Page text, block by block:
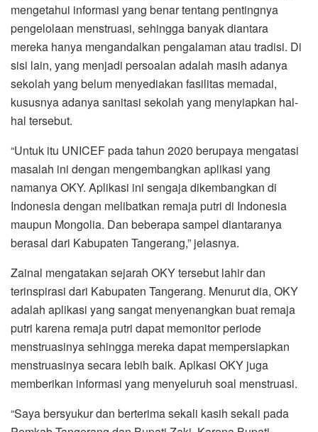
mengetahui informasi yang benar tentang pentingnya
pengelolaan menstruasi, sehingga banyak diantara
mereka hanya mengandalkan pengalaman atau tradisi. Di
sisi lain, yang menjadi persoalan adalah masih adanya
sekolah yang belum menyediakan fasilitas memadai,
kususnya adanya sanitasi sekolah yang menyiapkan hal-
hal tersebut.
“Untuk itu UNICEF pada tahun 2020 berupaya mengatasi
masalah ini dengan mengembangkan aplikasi yang
namanya OKY. Aplikasi ini sengaja dikembangkan di
Indonesia dengan melibatkan remaja putri di Indonesia
maupun Mongolia. Dan beberapa sampel diantaranya
berasal dari Kabupaten Tangerang,” jelasnya.
Zainal mengatakan sejarah OKY tersebut lahir dan
terinspirasi dari Kabupaten Tangerang. Menurut dia, OKY
adalah aplikasi yang sangat menyenangkan buat remaja
putri karena remaja putri dapat memonitor periode
menstruasinya sehingga mereka dapat mempersiapkan
menstruasinya secara lebih baik. Aplkasi OKY juga
memberikan informasi yang menyeluruh soal menstruasi.
“Saya bersyukur dan berterima sekali kasih sekali pada